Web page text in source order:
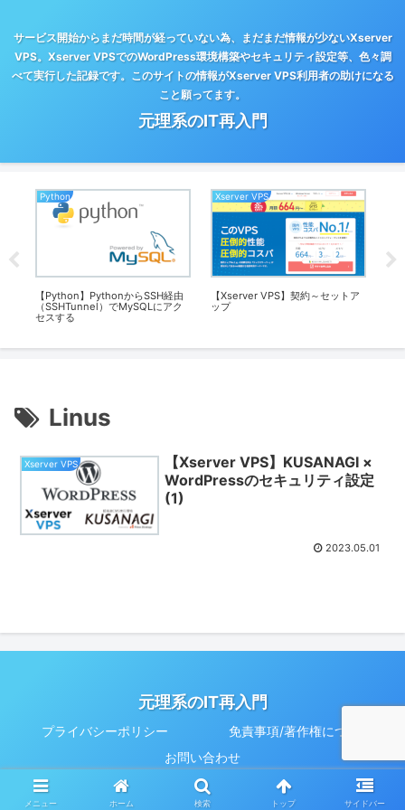
サービス開始からまだ時間が経っていない為、まだまだ情報が少ないXserver
VPS。Xserver VPSでのWordPress環境構築やセキュリティ設定等、色々調
べて実行した記録です。このサイトの情報がXserver VPS利用者の助けになる
こと願ってます。
元理系のIT再入門
Python
【Python】PythonからSSH経由
（SSHTunnel）でMySQLにアク
セスする
Xserver VPS
【Xserver VPS】契約～セットア
ップ
Linus
Xserver VPS
【Xserver VPS】KUSANAGI ×
WordPressのセキュリティ設定
(1)
2023.05.01
元理系のIT再入門
プライバシーポリシー
免責事項/著作権について
お問い合わせ
© 2023 元理系のIT再入門.
メニュー ホーム 検索 トップ サイドバー